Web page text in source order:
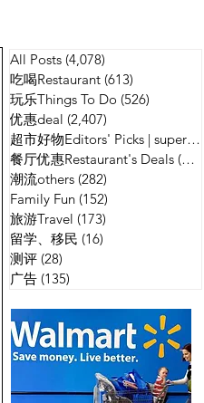
All Posts (4,078)
吃喝Restaurant (613)
玩乐Things To Do (526)
优惠deal (2,407)
超市好物Editors' Picks | supermarket
餐厅优惠Restaurant's Deals (134)
潮流others (282)
Family Fun (152)
旅游Travel (173)
留学、移民 (16)
测评 (28)
广告 (135)